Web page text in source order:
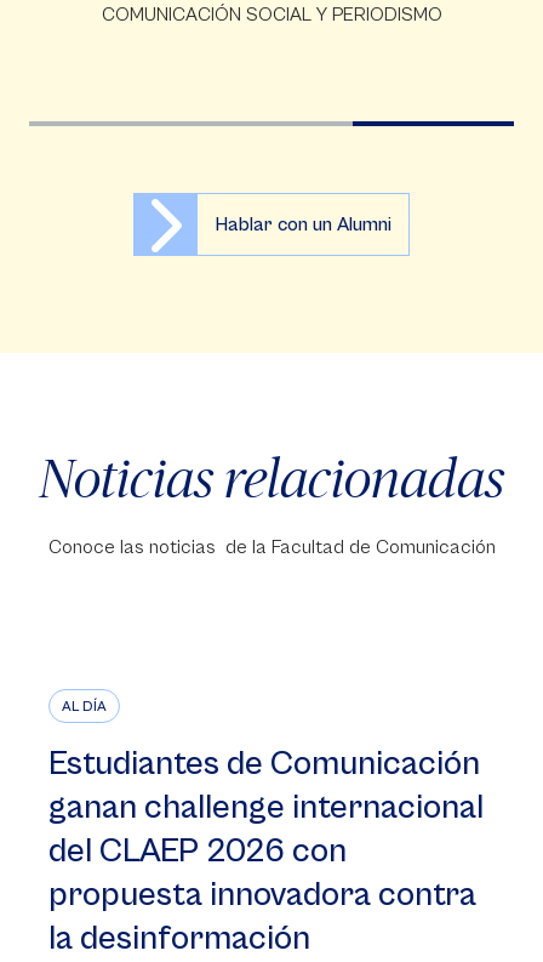
COMUNICACIÓN SOCIAL Y PERIODISMO
Hablar con un Alumni
Noticias relacionadas
Conoce las noticias de la Facultad de Comunicación
AL DÍA
Estudiantes de Comunicación
ganan challenge internacional
del CLAEP 2026 con
propuesta innovadora contra
la desinformación